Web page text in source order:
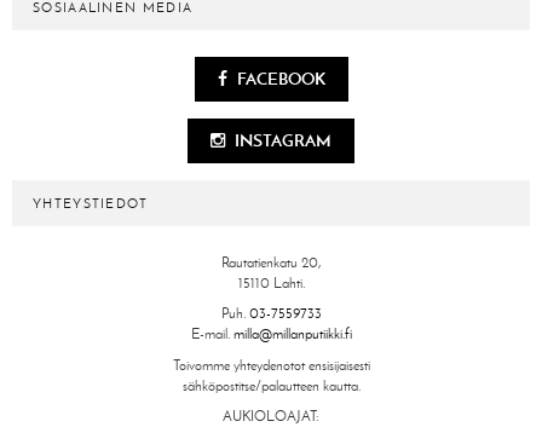
SOSIAALINEN MEDIA
FACEBOOK
INSTAGRAM
YHTEYSTIEDOT
Rautatienkatu 20,
15110 Lahti.
Puh. 03-7559733
E-mail. milla@millanputiikki.fi
Toivomme yhteydenotot ensisijaisesti
sähköpostitse/palautteen kautta.
AUKIOLOAJAT: